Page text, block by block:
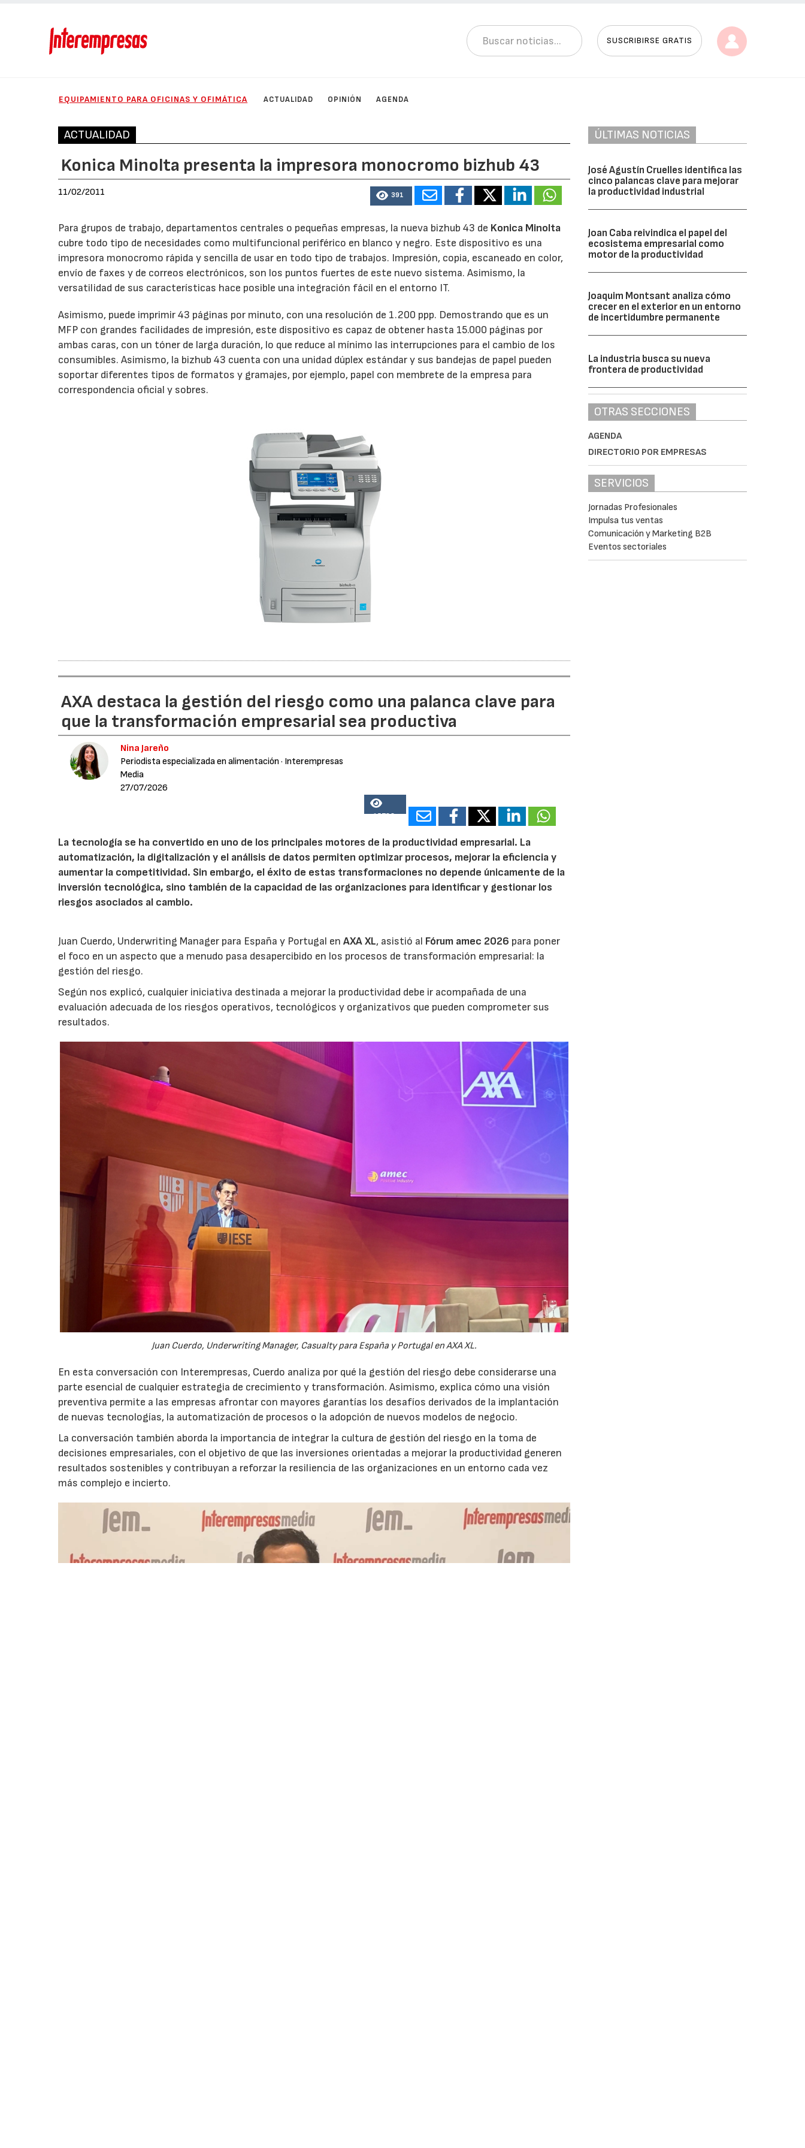
SUSCRIBIRSE GRATIS
EQUIPAMIENTO PARA OFICINAS Y OFIMÁTICA ACTUALIDAD OPINIÓN AGENDA
ACTUALIDAD
Konica Minolta presenta la impresora monocromo bizhub 43
11/02/2011 391
Para grupos de trabajo, departamentos centrales o pequeñas empresas, la nueva bizhub 43 de Konica Minolta
cubre todo tipo de necesidades como multifuncional periférico en blanco y negro. Este dispositivo es una
impresora monocromo rápida y sencilla de usar en todo tipo de trabajos. Impresión, copia, escaneado en color,
envío de faxes y de correos electrónicos, son los puntos fuertes de este nuevo sistema. Asimismo, la
versatilidad de sus características hace posible una integración fácil en el entorno IT.
Asimismo, puede imprimir 43 páginas por minuto, con una resolución de 1.200 ppp. Demostrando que es un
MFP con grandes facilidades de impresión, este dispositivo es capaz de obtener hasta 15.000 páginas por
ambas caras, con un tóner de larga duración, lo que reduce al mínimo las interrupciones para el cambio de los
consumibles. Asimismo, la bizhub 43 cuenta con una unidad dúplex estándar y sus bandejas de papel pueden
soportar diferentes tipos de formatos y gramajes, por ejemplo, papel con membrete de la empresa para
correspondencia oficial y sobres.
AXA destaca la gestión del riesgo como una palanca clave para
que la transformación empresarial sea productiva
Nina Jareño
Periodista especializada en alimentación · Interempresas
Media
27/07/2026
15782
La tecnología se ha convertido en uno de los principales motores de la productividad empresarial. La
automatización, la digitalización y el análisis de datos permiten optimizar procesos, mejorar la eficiencia y
aumentar la competitividad. Sin embargo, el éxito de estas transformaciones no depende únicamente de la
inversión tecnológica, sino también de la capacidad de las organizaciones para identificar y gestionar los
riesgos asociados al cambio.
Juan Cuerdo, Underwriting Manager para España y Portugal enAXA XL, asistió al Fórum amec 2026 para poner
el foco en un aspecto que a menudo pasa desapercibido en los procesos de transformación empresarial: la
gestión del riesgo.
Según nos explicó, cualquier iniciativa destinada a mejorar la productividad debe ir acompañada de una
evaluación adecuada de los riesgos operativos, tecnológicos y organizativos que pueden comprometer sus
resultados.
Juan Cuerdo, Underwriting Manager, Casualty para España y Portugal en AXA XL.
En esta conversación con Interempresas, Cuerdo analiza por qué la gestión del riesgo debe considerarse una
parte esencial de cualquier estrategia de crecimiento y transformación. Asimismo, explica cómo una visión
preventiva permite a las empresas afrontar con mayores garantías los desafíos derivados de la implantación
de nuevas tecnologías, la automatización de procesos o la adopción de nuevos modelos de negocio.
La conversación también aborda la importancia de integrar la cultura de gestión del riesgo en la toma de
decisiones empresariales, con el objetivo de que las inversiones orientadas a mejorar la productividad generen
resultados sostenibles y contribuyan a reforzar la resiliencia de las organizaciones en un entorno cada vez
más complejo e incierto.
ÚLTIMAS NOTICIAS
José Agustín Cruelles identifica las
cinco palancas clave para mejorar
la productividad industrial
Joan Caba reivindica el papel del
ecosistema empresarial como
motor de la productividad
Joaquim Montsant analiza cómo
crecer en el exterior en un entorno
de incertidumbre permanente
La industria busca su nueva
frontera de productividad
OTRAS SECCIONES
AGENDA
DIRECTORIO POR EMPRESAS
SERVICIOS
Jornadas Profesionales
Impulsa tus ventas
Comunicación y Marketing B2B
Eventos sectoriales